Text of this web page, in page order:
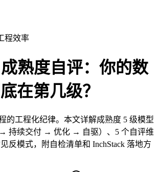
程效率
熟度自评：你的数
在第几级？
的工程化纪律。本文详解成熟度 5 级模型
持续交付 → 优化 → 自驱）、5 个自评维
反模式，附自检清单和 InchStack 落地方